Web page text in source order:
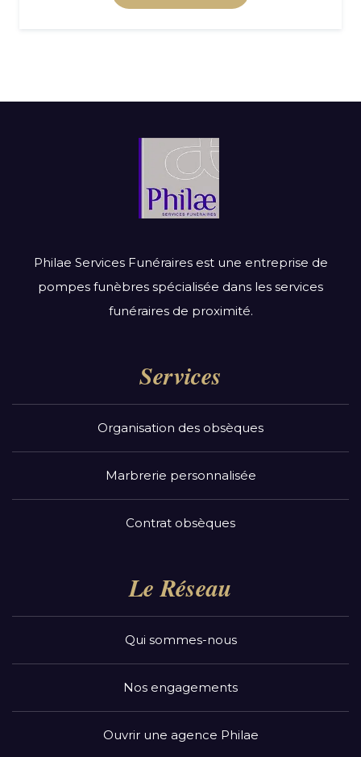
Philae Services Funéraires est une entreprise de
pompes funèbres spécialisée dans les services
funéraires de proximité.
Services
Organisation des obsèques
Marbrerie personnalisée
Contrat obsèques
Le Réseau
Qui sommes-nous
Nos engagements
Ouvrir une agence Philae